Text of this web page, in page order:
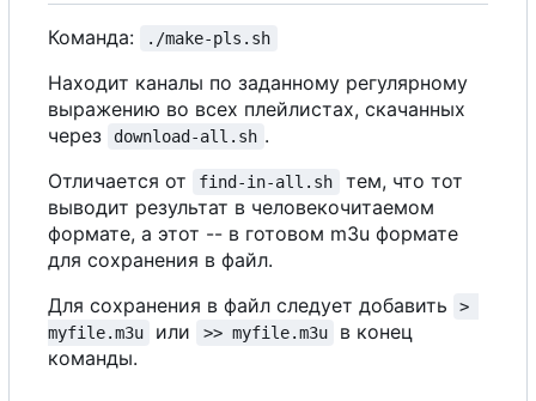
Команда: ./make-pls.sh
Находит каналы по заданному регулярному
выражению во всех плейлистах, скачанных
через
download-all.sh .
Отличается от
find-in-all.sh
тем, что тот
выводит результат в человекочитаемом
формате, а этот -- в готовом m3u формате
для сохранения в файл.
Для сохранения в файл следует добавить
>
myfile.m3u
или >> myfile.m3u
в конец
команды.